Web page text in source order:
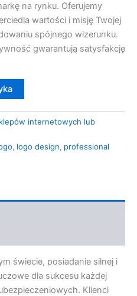
na rynku. Oferujemy
wartości i misję Twojej
spójnego wizerunku.
gwarantują satysfakcję
internetowych lub
, logo design, professional
świecie, posiadanie silnej i
dla sukcesu każdej
Klienci